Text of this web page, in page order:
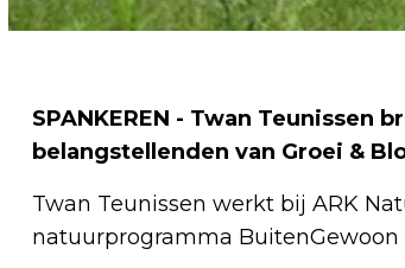
SPANKEREN - Twan Teunissen
belangstellenden van Groei &
Twan Teunissen werkt bij ARK
natuurprogramma BuitenGewoon